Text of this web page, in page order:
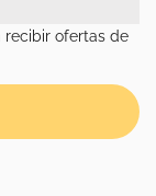
recibir ofertas de